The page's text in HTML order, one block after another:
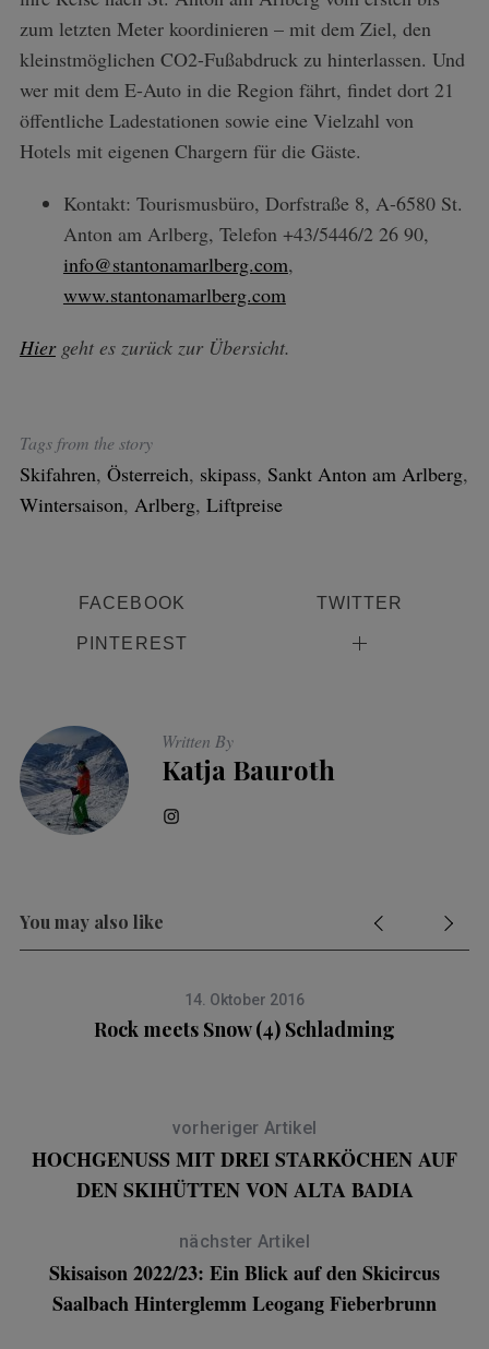
zum letzten Meter koordinieren – mit dem Ziel, den
kleinstmöglichen CO2-Fußabdruck zu hinterlassen. Und
wer mit dem E-Auto in die Region fährt, findet dort 21
öffentliche Ladestationen sowie eine Vielzahl von
Hotels mit eigenen Chargern für die Gäste.
Kontakt: Tourismusbüro, Dorfstraße 8, A-6580 St.
Anton am Arlberg, Telefon +43/5446/2 26 90,
info@stantonamarlberg.com,
www.stantonamarlberg.com
Hiergeht es zurück zur Übersicht.
Tags from the story
Skifahren, Österreich, skipass, Sankt Anton am Arlberg,
Wintersaison, Arlberg, Liftpreise
FACEBOOK TWITTER
PINTEREST
Written By
Katja Bauroth
You may also like
14. Oktober 2016
Rock meets Snow (4) Schladming
vorheriger Artikel
HOCHGENUSS MIT DREI STARKÖCHEN AUF
DEN SKIHÜTTEN VON ALTA BADIA
nächster Artikel
Skisaison 2022/23: Ein Blick auf den Skicircus
Saalbach Hinterglemm Leogang Fieberbrunn
S
e
h
f